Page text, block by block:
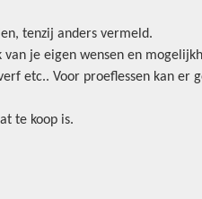
tenzij anders vermeld.
je eigen wensen en
etc.. Voor proeflessen kan er
te koop is.